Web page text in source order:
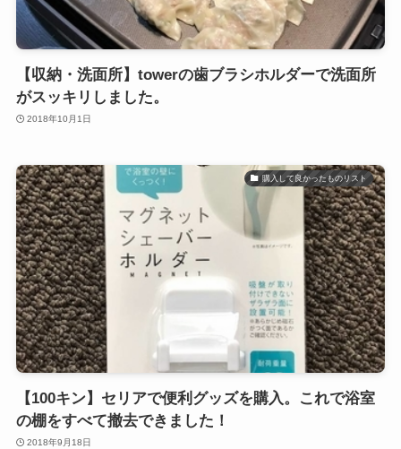
【収納・洗面所】towerの歯ブラシホルダーで洗面所
がスッキリしました。
2018年10月1日
購入して良かったものリスト
【100キン】セリアで便利グッズを購入。これで浴室
の棚をすべて撤去できました！
2018年9月18日